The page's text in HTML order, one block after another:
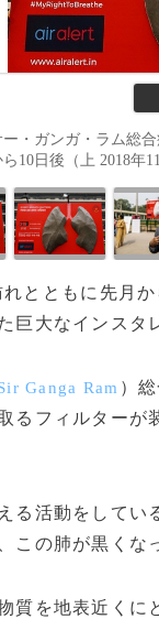
・ガンガ・ラム総
10日後（上 2018年
れとともに先月
巨大なインスタ
Ganga Ram ）
るフィルターが
る活動をしてい
この肺が黒く
を地表近くに